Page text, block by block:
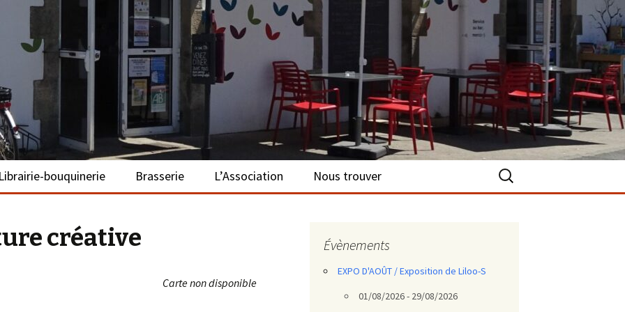
La Turballe
Librairie-bouquinerie
Brasserie
L’Association
Nous trouver Rechercher :
créative
Carte non disponible
Évènements
EXPO D'AOÛT / Exposition de Liloo-S
01/08/2026 - 29/08/2026